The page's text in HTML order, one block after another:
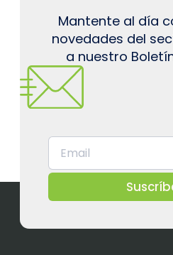
Mantente al día
novedades del
a nuestro